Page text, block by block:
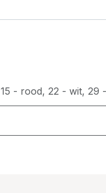
15 - rood, 22 - wit, 29